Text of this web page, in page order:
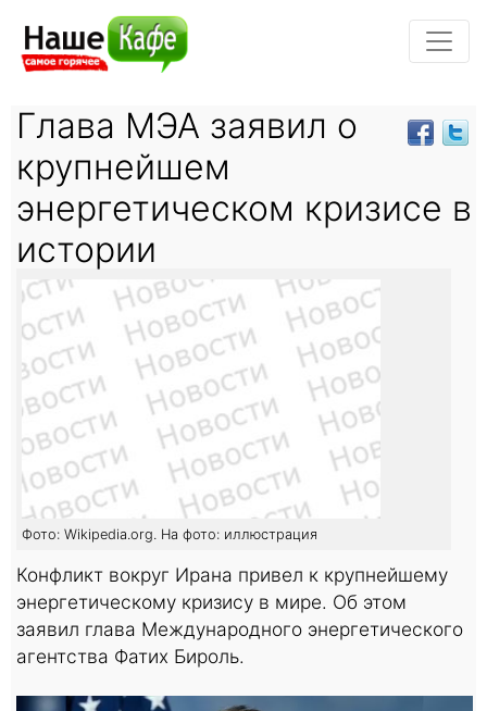
Глава МЭА заявил о
крупнейшем
энергетическом кризисе в
истории
Фото: Wikipedia.org. На фото: иллюстрация
Конфликт вокруг Ирана привел к крупнейшему
энергетическому кризису в мире. Об этом
заявил глава Международного энергетического
агентства Фатих Бироль.